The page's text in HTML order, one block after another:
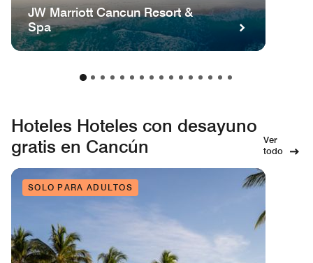
JW Marriott Cancun Resort &
Spa
Hoteles Hoteles con desayuno
gratis en Cancún
Ver
todo
SOLO PARA ADULTOS